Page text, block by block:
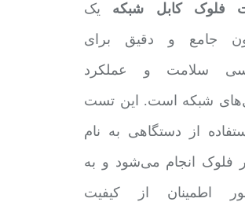
فلوک کابل شبکه یک
جامع و دقیق برای
سلامت و عملکرد
شبکه است. این تست
از دستگاهی به نام
فلوک انجام می‌شود و به
اطمینان از کیفیت